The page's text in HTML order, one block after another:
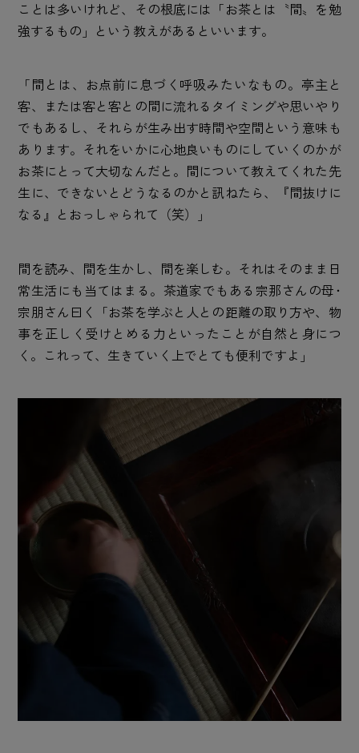
ことは多いけれど、その根底には「お茶とは〝間〟を勉
強するもの」という教えがあるといいます。
「間とは、お点前に息づく呼吸みたいなもの。亭主と
客、または客と客との間に流れるタイミングや思いやり
でもあるし、それらが生み出す時間や空間という意味も
あります。それをいかに心地良いものにしていくのかが
お茶にとって大切なんだと。間について教えてくれた先
生に、できないとどうなるのかと訊ねたら、『間抜けに
なる』とおっしゃられて（笑）」
間を読み、間を生かし、間を楽しむ。それはそのまま日
常生活にも当てはまる。茶道家でもある宗那さんの母･
宗朋さん曰く「お茶を学ぶと人との距離の取り方や、物
事を正しく受けとめる力といったことが自然と身につ
く。これって、生きていく上でとても便利ですよ」